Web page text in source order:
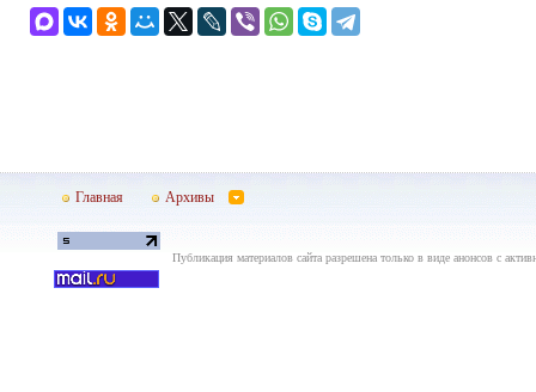
Главная Архивы
Публикация материалов сайта разрешена только в виде анонсов с